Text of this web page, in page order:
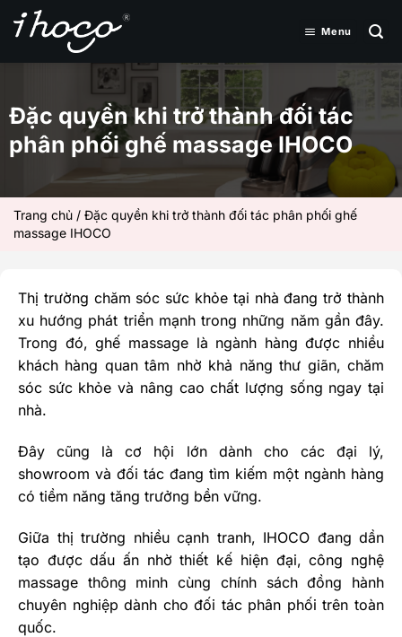
qua
Menu
Đặc quyền khi trở thành đối tác
phân phối ghế massage IHOCO
Trang chủ / Đặc quyền khi trở thành đối tác phân phối ghế
massage IHOCO
Thị trường chăm sóc sức khỏe tại nhà đang trở thành
xu hướng phát triển mạnh trong những năm gần đây.
Trong đó, ghế massage là ngành hàng được nhiều
khách hàng quan tâm nhờ khả năng thư giãn, chăm
sóc sức khỏe và nâng cao chất lượng sống ngay tại
nhà.
Đây cũng là cơ hội lớn dành cho các đại lý,
showroom và đối tác đang tìm kiếm một ngành hàng
có tiềm năng tăng trưởng bền vững.
Giữa thị trường nhiều cạnh tranh, IHOCO đang dần
tạo được dấu ấn nhờ thiết kế hiện đại, công nghệ
massage thông minh cùng chính sách đồng hành
chuyên nghiệp dành cho đối tác phân phối trên toàn
quốc.